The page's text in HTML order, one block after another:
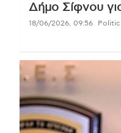
Δήμο Σίφνου
18/06/2026, 09:56 Politic